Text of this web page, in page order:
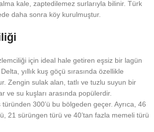
kale, zaptedilemez surlarıyla bilinir. Türk
daha sonra köy kurulmuştur.
için ideal hale getiren eşsiz bir lagün
yıllık kuş göçü sırasında özellikle
Zengin sulak alan, tatlı ve tuzlu suyun bir
ve su kuşları arasında popülerdir.
türünden 300’ü bu bölgeden geçer. Ayrıca, 46
21 sürüngen türü ve 40’tan fazla memeli türü